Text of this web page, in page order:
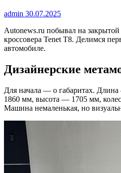
admin 30.07.2025
Autonews.ru побывал на
кроссовера Tenet T8. Делимся
автомобиле.
Дизайнерские
Для начала — о габаритах.
1860 мм, высота — 1705 мм,
Машина немаленькая, но